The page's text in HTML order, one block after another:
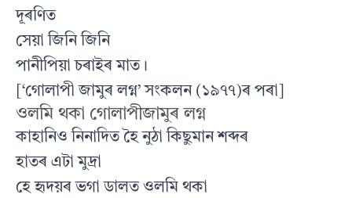
দূৰণিত
সেয়া জিনি জিনি
পানীপিয়া চৰাইৰ মাত।
[‘গোলাপী জামুৰ লগ্ন’ সংকলন (১৯৭৭)ৰ পৰা]
ওলমি থকা গোলাপীজামুৰ লগ্ন
কাহানিও নিনাদিত হৈ নুঠা কিছুমান শব্দৰ
হাতৰ এটা মুদ্ৰা
হে হৃদয়ৰ ভগা ডালত ওলমি থকা